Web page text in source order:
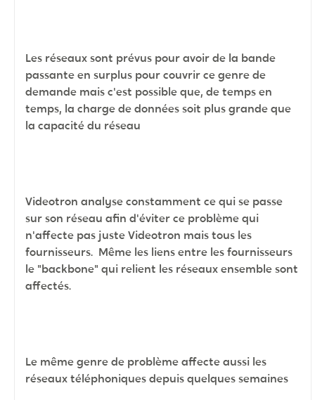
Les réseaux sont prévus pour avoir de la bande
passante en surplus pour couvrir ce genre de
demande mais c'est possible que, de temps en
temps, la charge de données soit plus grande que
la capacité du réseau
Videotron analyse constamment ce qui se passe
sur son réseau afin d'éviter ce problème qui
n'affecte pas juste Videotron mais tous les
fournisseurs. Même les liens entre les fournisseurs
le "backbone" qui relient les réseaux ensemble sont
affectés.
Le même genre de problème affecte aussi les
réseaux téléphoniques depuis quelques semaines